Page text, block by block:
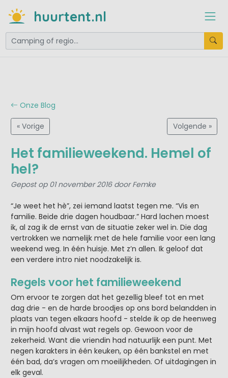
huurtent.nl
Onze Blog
« Vorige Volgende »
Het familieweekend. Hemel of
hel?
Gepost op 01 november 2016 door Femke
“Je weet het hè”, zei iemand laatst tegen me. “Vis en
familie. Beide drie dagen houdbaar.” Hard lachen moest
ik, al zag ik de ernst van de situatie zeker wel in. Die dag
vertrokken we namelijk met de hele familie voor een lang
weekend weg. In één huisje. Met z’n allen. Ik geloof dat
een verdere intro niet noodzakelijk is.
Regels voor het familieweekend
Om ervoor te zorgen dat het gezellig bleef tot en met
dag drie - en de harde broodjes op ons bord belandden in
plaats van tegen elkaars hoofd - stelde ik op de heenweg
in mijn hoofd alvast wat regels op. Gewoon voor de
zekerheid. Want die vriendin had natuurlijk een punt. Met
negen karakters in één keuken, op één bankstel en met
één bad, da’s vragen om moeilijkheden. Of uitdagingen in
elk geval.